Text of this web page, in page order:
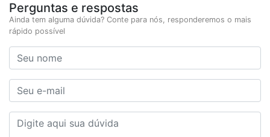
Perguntas e respostas
Ainda tem alguma dúvida? Conte para nós, responderemos o mais
rápido possível